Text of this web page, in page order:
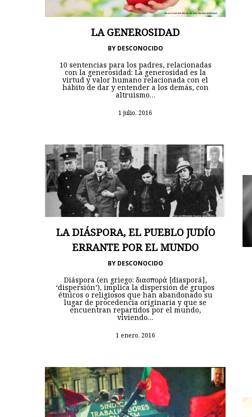
Hit enter to search or ESC to close
LA GENEROSIDAD
BY DESCONOCIDO
10 sentencias para los padres, relacionadas
con la generosidad: La generosidad es la
virtud y valor humano relacionada con el
hábito de dar y entender a los demás, con
altruismo…
1 julio, 2016
LA DIÁSPORA, EL PUEBLO JUDÍO
ERRANTE POR EL MUNDO
BY DESCONOCIDO
Diáspora (en griego: διασπορά [diasporá],
‘dispersión’), implica la dispersión de grupos
étnicos o religiosos que han abandonado su
lugar de procedencia originaria y que se
encuentran repartidos por el mundo,
viviendo…
1 enero, 2016